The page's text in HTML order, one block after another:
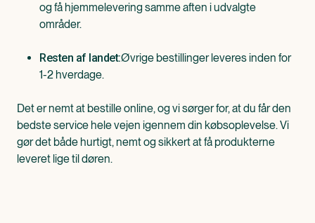
og få hjemmelevering samme aften i udvalgte
områder.
Resten af landet:Øvrige bestillinger leveres inden for
1-2 hverdage.
Det er nemt at bestille online, og vi sørger for, at du får den
bedste service hele vejen igennem din købsoplevelse. Vi
gør det både hurtigt, nemt og sikkert at få produkterne
leveret lige til døren.